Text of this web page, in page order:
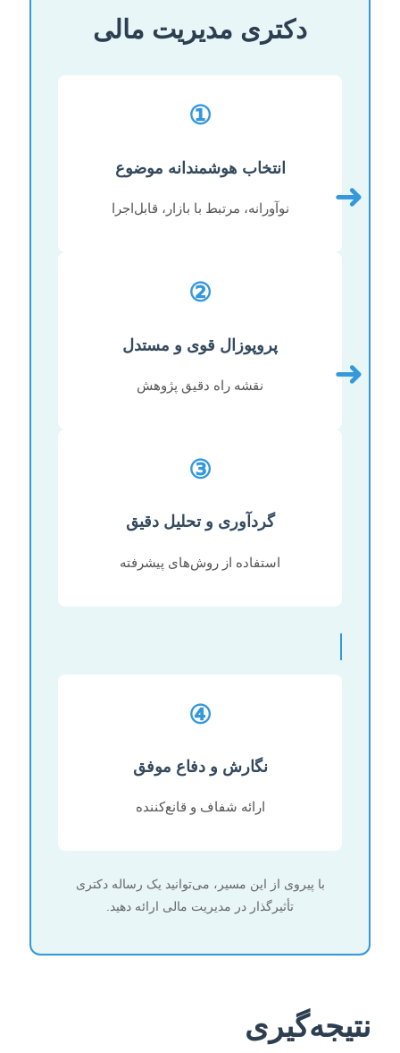
دکتری مدیریت مالی
①
انتخاب هوشمندانه موضوع
نوآورانه، مرتبط با بازار، قابل‌اجرا ➜
②
پروپوزال قوی و مستدل
نقشه راه دقیق پژوهش ➜
③
گردآوری و تحلیل دقیق
استفاده از روش‌های پیشرفته
④
نگارش و دفاع موفق
ارائه شفاف و قانع‌کننده
با پیروی از این مسیر، می‌توانید یک رساله دکتری
تأثیرگذار در مدیریت مالی ارائه دهید.
نتیجه‌گیری